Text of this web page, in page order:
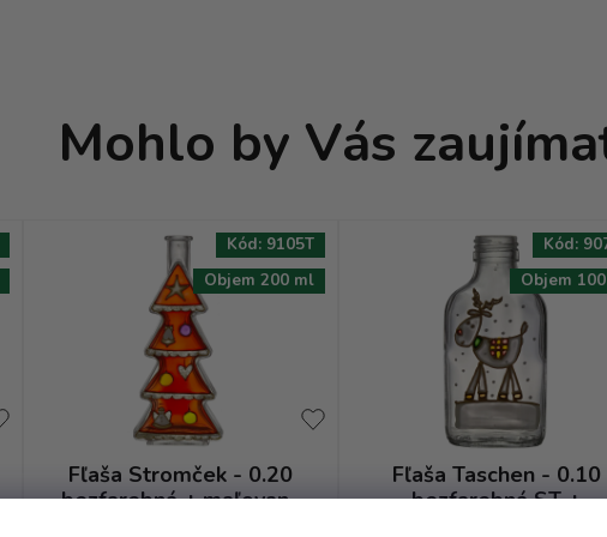
Mohlo by Vás
Fľaša Stromček - 0.20
bezfarebná + maľovaný
Objem 200 ml
Kód: 9105T
Fľaša Taschen - 0.10
bezfarebná ST +
Objem
Kód: